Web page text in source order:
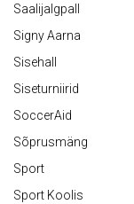
Saalijalgpall
Signy Aarna
Sisehall
Siseturniirid
SoccerAid
Sõprusmäng
Sport
Sport Koolis